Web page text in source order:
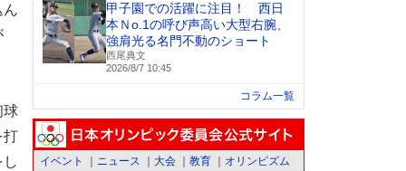
ん
球
打
甲子園での活躍に注目！ 西日
本Ｎo.1の呼び声高い大型右腕、
強肩光る名門不動のショート
西尾典文
2026/8/7 10:45
コラム一覧
イベント ニュース 大会 教育 オリンピズム